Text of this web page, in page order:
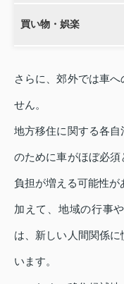
買い物・娯楽
さらに、郊外では車
せん。
地方移住に関する各
のために車がほぼ必
負担が増える可能性が
加えて、地域の行事
は、新しい人間関係
います。